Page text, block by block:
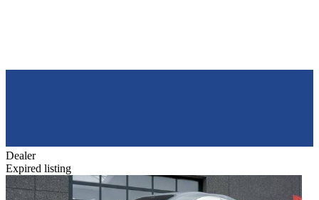
Dealer
Expired listing